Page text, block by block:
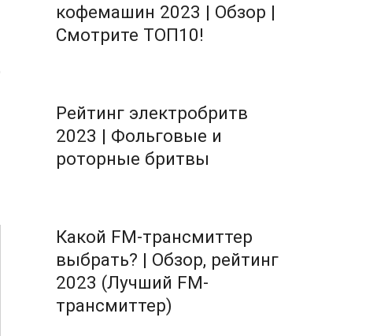
кофемашин 2023 | Обзор |
Смотрите ТОП10!
Рейтинг электробритв
2023 | Фольговые и
роторные бритвы
Какой FM-трансмиттер
выбрать? | Обзор, рейтинг
2023 (Лучший FM-
трансмиттер)